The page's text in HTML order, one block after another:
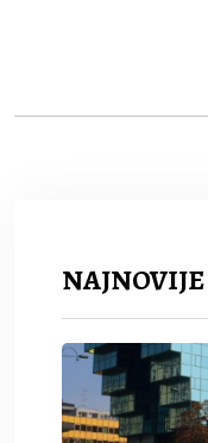
NAJNOVIJE